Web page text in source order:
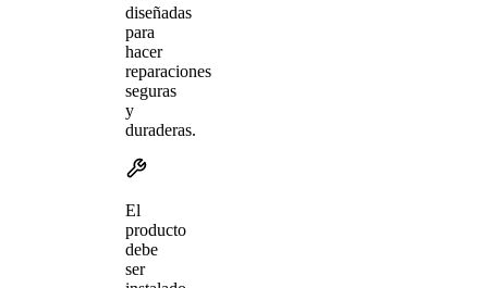
diseñadas
para
hacer
reparaciones
seguras
y
duraderas.
El
producto
debe
ser